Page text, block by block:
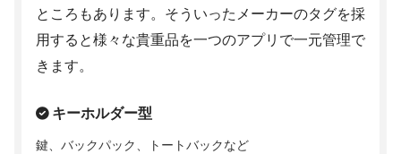
ところもあります。そういったメーカーのタグを採
用すると様々な貴重品を一つのアプリで一元管理で
きます。
キーホルダー型
鍵、バックパック、トートバックなど